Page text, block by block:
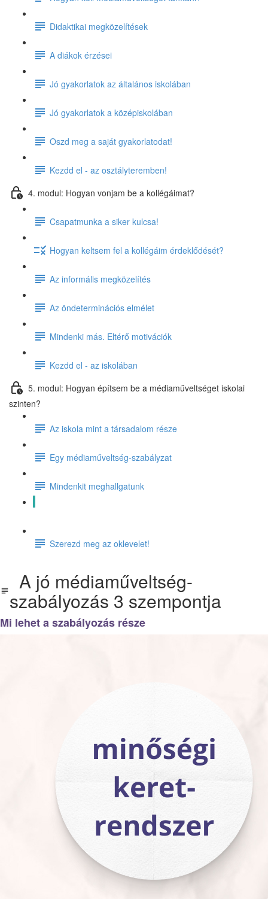
Didaktikai megközelítések
A diákok érzései
Jó gyakorlatok az általános iskolában
Jó gyakorlatok a középiskolában
Oszd meg a saját gyakorlatodat!
Kezdd el - az osztályteremben!
4. modul: Hogyan vonjam be a kollégáimat?
Csapatmunka a siker kulcsa!
Hogyan keltsem fel a kollégáim érdeklődését?
Az informális megközelítés
Az öndeterminációs elmélet
Mindenki más. Eltérő motivációk
Kezdd el - az iskolában
5. modul: Hogyan építsem be a médiaműveltséget iskolai
szinten?
Az iskola mint a társadalom része
Egy médiaműveltség-szabályzat
Mindenkit meghallgatunk
Szerezd meg az oklevelet!
A jó médiaműveltség-
szabályozás 3 szempontja
Mi lehet a szabályozás része